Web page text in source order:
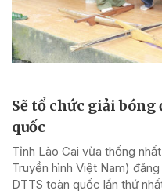
Sẽ tổ chức giải bóng
quốc
Tỉnh Lào Cai vừa thống
Truyền hình Việt Nam)
DTTS toàn quốc lần thứ